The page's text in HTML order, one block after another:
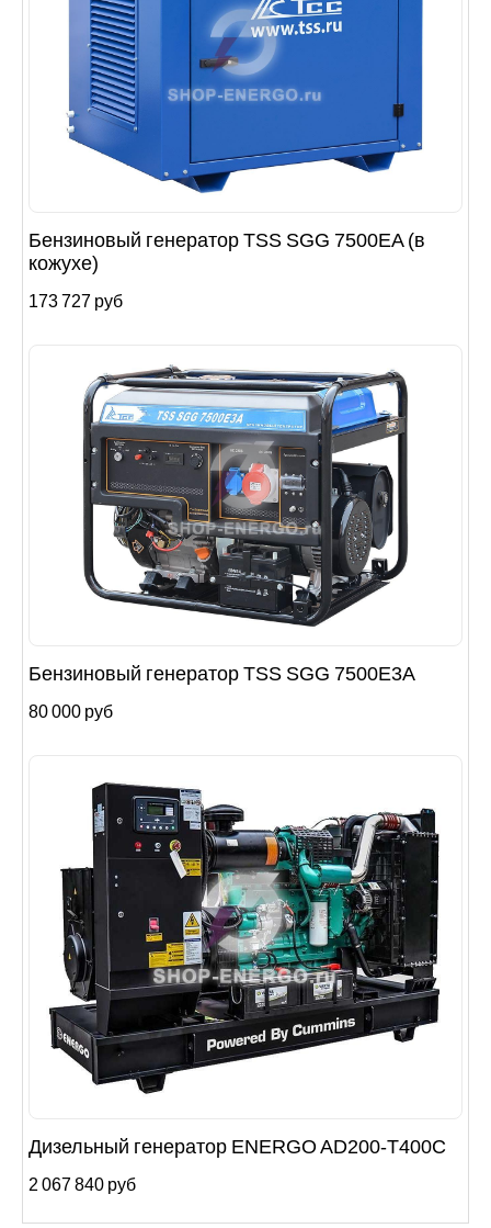
Бензиновый генератор TSS SGG 7500ЕA (в
кожухе)
173 727 руб
Бензиновый генератор TSS SGG 7500Е3A
80 000 руб
Дизельный генератор ENERGO AD200-T400C
2 067 840 руб